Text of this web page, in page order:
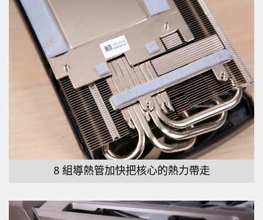
8 組導熱管加快把核心的熱力帶走